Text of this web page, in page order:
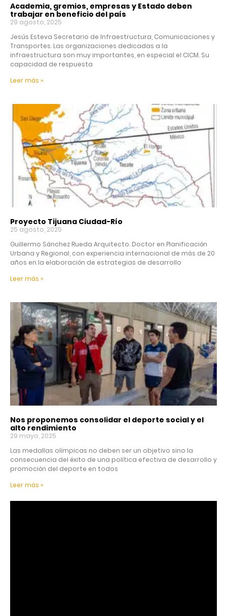
Academia, gremios, empresas y Estado deben
trabajar en beneficio del país
29 agosto, 2025
Jesús Esteva Secretario de Infraestructura, Comunicaciones y
Transportes. Las organizaciones dedicadas a la
infraestructura son muy importantes, en especial el CICM. Su
capacidad de respuesta
Leer más »
Proyecto Tijuana Ciudad-Río
25 agosto, 2025
Guillermo Sánchez Rueda Arquitecto. Doctor en Planificación
Urbana y Regional, con experiencia internacional de más de 20
años en la elaboración de estrategias de desarrollo
Leer más »
Nos proponemos consolidar el deporte social y el
alto rendimiento
29 mayo, 2025
Las medallas olímpicas no deben ser un objetivo sino la
consecuencia del éxito de una política efectiva de desarrollo y
promoción del deporte en todos
Leer más »